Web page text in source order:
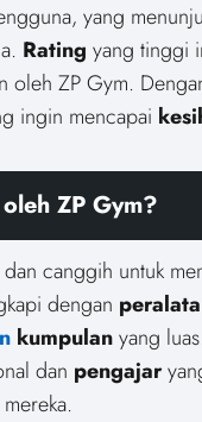
yang
Rating yang tinggi
oleh ZP Gym.
ingin mencapai
ZP Gym?
canggih untuk
dengan
kumpulanyang
dan pengajar
mereka.